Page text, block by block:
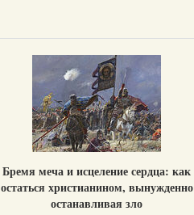
Бремя меча и исцеление сердца: как
остаться христианином, вынужденно
останавливая зло